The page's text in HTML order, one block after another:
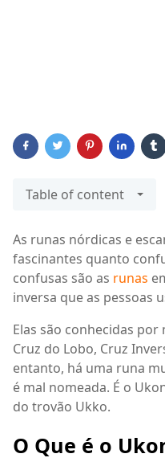
Table of content
As runas nórdicas e
fascinantes quanto
confusas são as runas
inversa que as pessoas
Elas são conhecidas
Cruz do Lobo, Cruz
entanto, há uma runa
é mal nomeada. É o
do trovão Ukko.
O Que é o